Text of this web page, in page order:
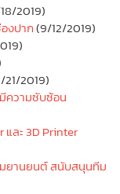
2019)
งปาก(9/12/2019)
21/2019)
ความซับซ้อน
และ 3D Printer
ยานยนต์ สนับสนุนทีม